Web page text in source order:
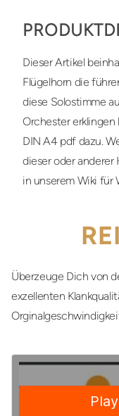
Dieser Artikel
Flügelhorn die
diese Solostimme
Orchester erklingen
DIN A4 pdf dazu.
dieser oder
in unserem Wiki für
Überzeuge Dich von
exzellenten